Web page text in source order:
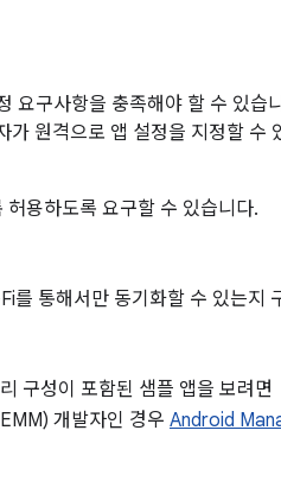
요구사항을 충족해야 할 수 있습
원격으로 앱 설정을 지정할 수
용하도록 요구할 수 있습니다.
를 통해서만 동기화할 수 있는지
구성이 포함된 샘플 앱을 보려면
개발자인 경우 Android